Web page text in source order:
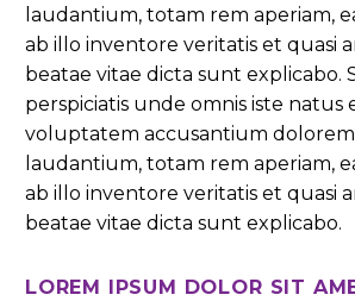
laudantium, totam rem aperiam,
ab illo inventore veritatis et quasi
beatae vitae dicta sunt explicabo.
perspiciatis unde omnis iste natus
voluptatem accusantium
laudantium, totam rem aperiam,
ab illo inventore veritatis et quasi
beatae vitae dicta sunt explicabo.
LOREM IPSUM DOLOR SIT